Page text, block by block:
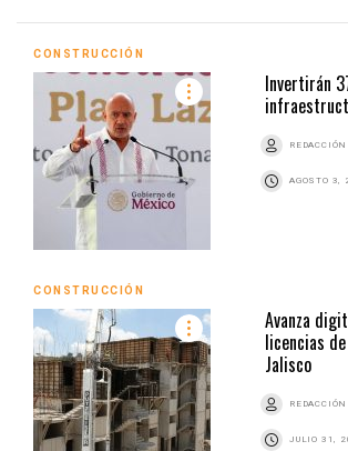
CONSTRUCCIÓN
Invertirán
AGOSTO 3,
CONSTRUCCIÓN
Avanza
licencias
Jalisco
JULIO 31,